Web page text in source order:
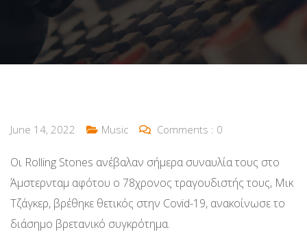
June 14, 2022 Music Comments : 0
Οι Rolling Stones ανέβαλαν σήμερα συναυλία τους στο
Άμστερνταμ αφότου ο 78χρονος τραγουδιστής τους, Μικ
Τζάγκερ, βρέθηκε θετικός στην Covid-19, ανακοίνωσε το
διάσημο βρετανικό συγκρότημα.